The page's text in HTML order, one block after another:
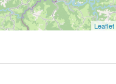
Leaflet